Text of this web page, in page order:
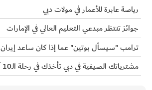
رياصة عابرة للأعمار في مولات دبي
جوائز تنتظر مبدعي التعليم العالي في الإمارات
ترامب "سيسأل بوتين" عما إذا كان ساعد إيران
مشترياتك الصيفية في دبي تأخذك في رحلة الـ10 آلاف ميل